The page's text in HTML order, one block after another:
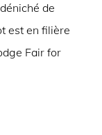
de
est en filière
Fair for